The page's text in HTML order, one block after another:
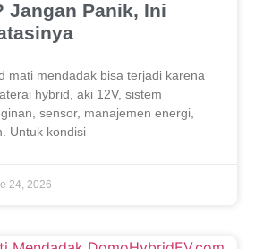
Jangan Panik, Ini
mati mendadak bisa terjadi karena
hybrid, aki 12V, sistem
sensor, manajemen energi,
Untuk kondisi
24, 2026